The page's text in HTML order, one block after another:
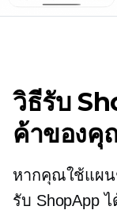
วิธีรับ
ค้าของคุ
หากคุณใช้แผน
รับ ShopApp